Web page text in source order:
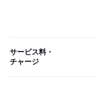
サービス料・
チャージ